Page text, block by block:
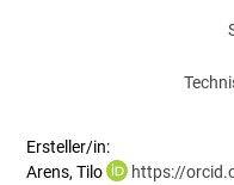
Ersteller/in:
Arens, Tilo
https://